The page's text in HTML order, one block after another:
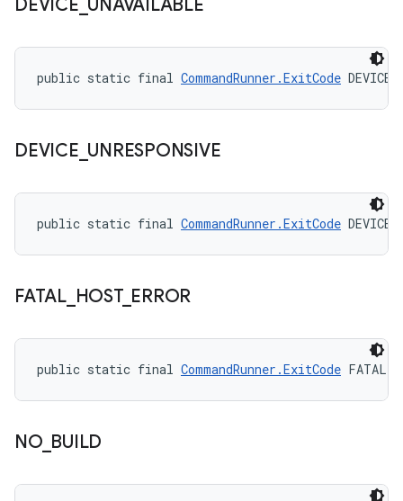
DEVICE UNAVAILABLE
public static final CommandRunner.ExitCode
DEVICE UNRESPONSIVE
public static final CommandRunner.ExitCode
FATAL_ HOST_ ERROR
public static final CommandRunner.ExitCode
NO_ BUILD